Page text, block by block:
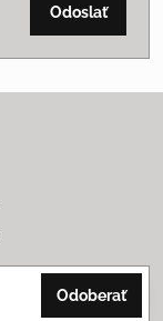
Odoslať
Odoberať